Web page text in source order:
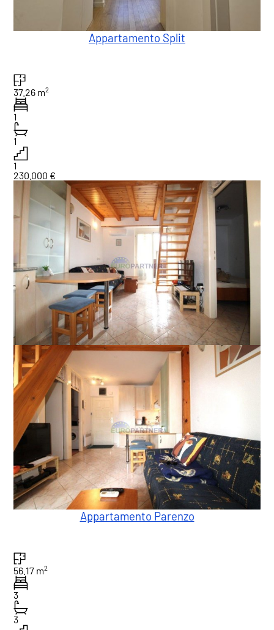
Appartamento Split
37.26 m2
1
1
1
230.000 €
Appartamento Parenzo
56.17 m2
3
3